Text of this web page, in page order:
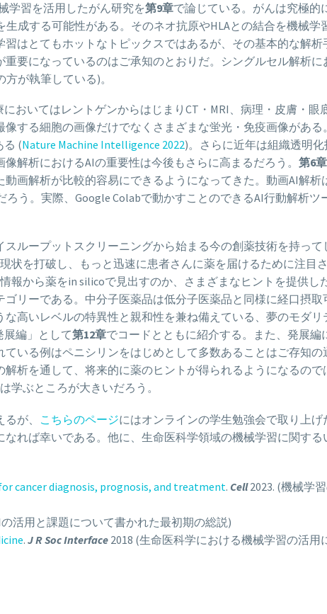
学習を活用したがん研究を第9章で論じている。がんは究極的
成する可能性がある。そのネオ抗原やHLAとの結合を機械学
はとてもホットなトピックスではあるが、その基本的な解析
要になっているのはご承知のとおりだ。シングルセル解析
が執筆している)。
おいてはレントゲンからはじまりCT・MRI、病理・皮膚・眼
する細胞の画像だけでなくさまざまな蛍光・免疫画像があ
る (Nature Machine Intelligence 2022)。さらに近年は組織透明
解析におけるAIの重要性は今後もさらに高まるだろう。 第6章
画解析が比較的容易にできるようになってきた。動画AI解析
う。実際、Google Colabで動かすことのできるAI行動解析ツ
ループットスクリーニングから始まる今の創薬技術を持っ
を打破し、もっと迅速に患者さんに薬を届けるために注目
報から薬をin silicoで見出すのか、さまざまなヒントを提供し
リーである。中分子医薬品は低分子医薬品と同様に経口摂
高いレベルの特異性と親和性を兼ね備えている、夢のモダ
編」として第12章でコードとともに紹介する。また、発展
いる例はペニシリンをはじめとして多数あることはご存知
析を通して、将来的に薬のヒントが得られるようになるの
学ぶところが大きいだろう。
が、 こちらのページにはオンラインの学生勉強会で取り上
れば幸いである。他に、生命医科学領域の機械学習に関す
cancer diagnosis, prognosis, and treatment. Cell2023. (機械学
活用と課題について書かれた最初期の総説)
. J R Soc Interface 2018 (生命医科学における機械学習の活用